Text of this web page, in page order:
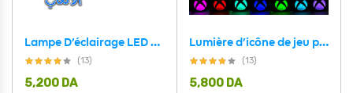
Lampe D’éclairage LED Xbox Icons Avec 3 Modes D’éclairage – Éclairage Couleur Interactif Avec Musique
(13)
5,200 DA
Lumière d’icône de jeu pour XBOX 7 Couleur montage mural
(13)
5,800 DA